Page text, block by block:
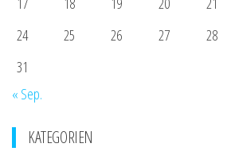
24
25 26 27 28
31
« Sep.
KATEGORIEN